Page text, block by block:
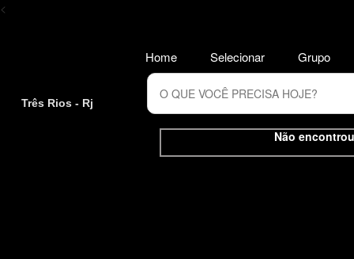
<
Três Rios - Rj
Não
Home Selecionar Grupo